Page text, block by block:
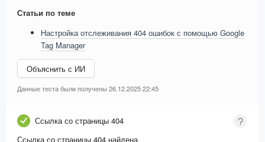
Статьи по теме
Настройка отслеживания 404 ошибок с помощью Google
Tag Manager
Объяснить с ИИ
Данные теста были получены 26.12.2025 22:45
Ссылка со страницы 404
Ссылка со страницы 404 найдена.